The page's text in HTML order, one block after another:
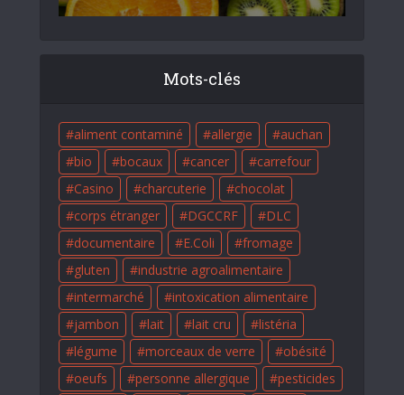
Mots-clés
aliment contaminé allergie
auchan
bio
bocaux cancer
carrefour
Casino
charcuterie
chocolat
corps étranger
DGCCRF
DLC
documentaire
E.Coli
fromage
gluten
industrie agroalimentaire
intermarché
intoxication alimentaire
jambon
lait lait cru
listéria
légume
morceaux de verre
obésité
oeufs
personne allergique
pesticides